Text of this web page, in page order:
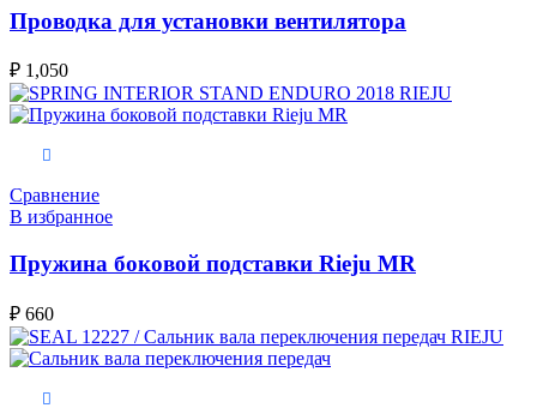
Проводка для установки вентилятора
₽ 1,050
Сравнение
В избранное
Пружина боковой подставки Rieju MR
₽ 660